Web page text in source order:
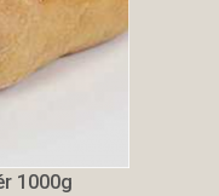
1000g